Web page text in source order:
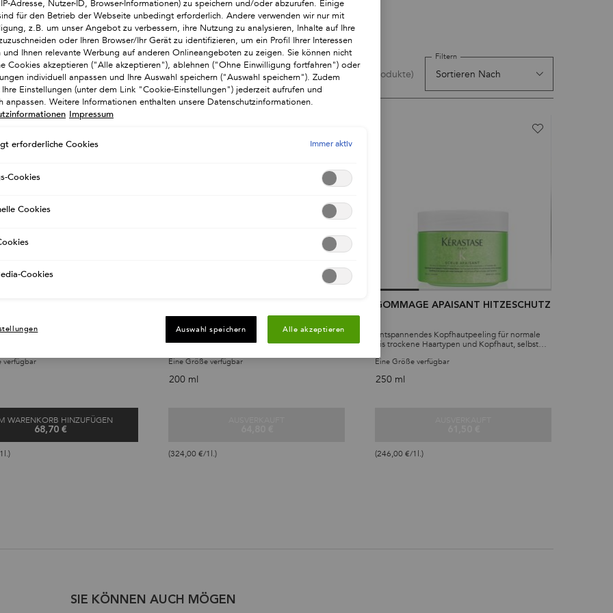
(4 Produkte)
Filtern
belebendes
verfügbar
WARENKORB HINZUFÜGEN
68,70 €
Regenerierende Gel-Creme-Kur für alle
Haartypen, auch fettiges Haar.
Eine Größe verfügbar
200 ml
(324,00 €/1l.)
GOMMAGE APAISANT HITZESCHUTZ
Entspannendes Kopfhautpeeling für normale
bis trockene Haartypen und Kopfhaut, selbst
Eine Größe verfügbar
250 ml
(246,00 €/1l.)
SIE KÖNNEN AUCH MÖGEN
Adresse, Nutzer-ID, Browser-Informationen) zu speichern und/oder abzurufen. Einige
für den Betrieb der Webseite unbedingt erforderlich. Andere verwenden wir nur mit
z.B. um unser Angebot zu verbessern, ihre Nutzung zu analysieren, Inhalte auf Ihre
oder Ihren Browser/Ihr Gerät zu identifizieren, um ein Profil Ihrer Interessen
und Ihnen relevante Werbung auf anderen Onlineangeboten zu zeigen. Sie können nicht
Cookies akzeptieren ("Alle akzeptieren"), ablehnen ("Ohne Einwilligung fortfahren") oder
individuell anpassen und Ihre Auswahl speichern ("Auswahl speichern"). Zudem
Ihre Einstellungen (unter dem Link "Cookie-Einstellungen") jederzeit aufrufen und
anpassen. Weitere Informationen enthalten unsere Datenschutzinformationen.
Impressum
erforderliche Cookies Immer aktiv
Cookies
Cookies
Cookies
Auswahl speichern Alle akzeptieren